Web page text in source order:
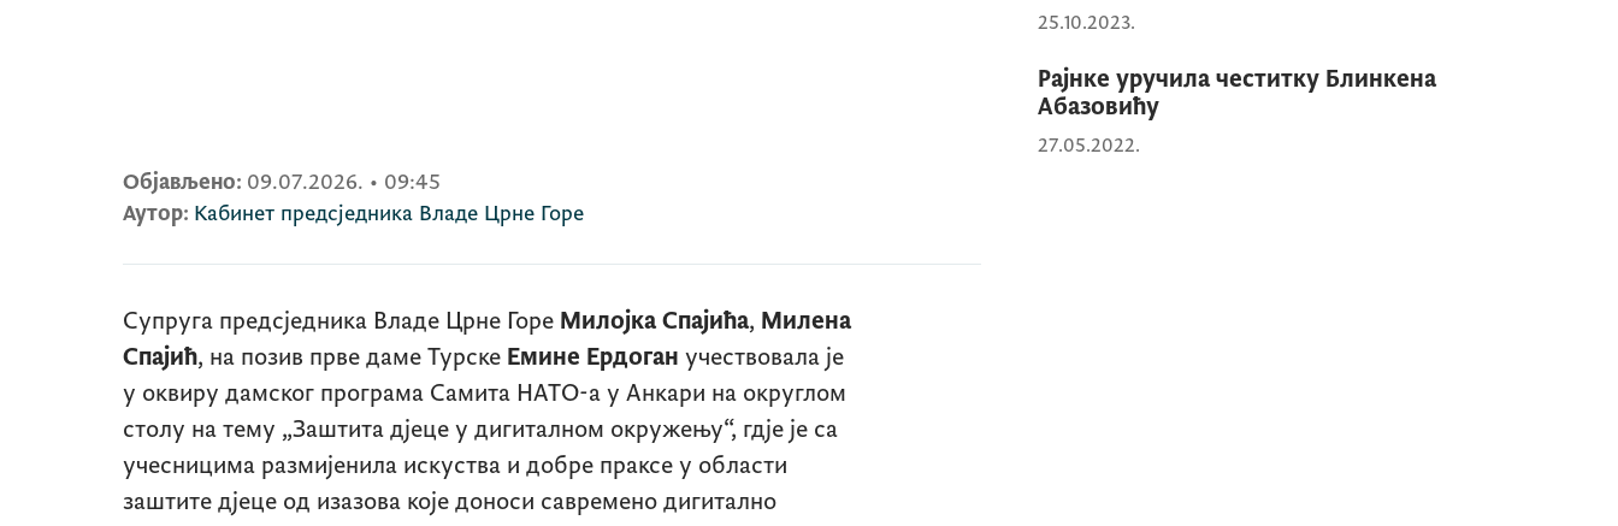
Објављено: 09.07.2026. • 09:45
Аутор: Кабинет предсједника Владе Црне Горе
Супруга предсједника Владе Црне Горе Милојка Спајића, Милена
Спајић, на позив прве даме Турске Емине Ердоган учествовала је
у оквиру дамског програма Самита НАТО-а у Анкари на округлом
столу на тему „Заштита дјеце у дигиталном окружењу“, гдје је са
учесницима размијенила искуства и добре праксе у области
заштите дјеце од изазова које доноси савремено дигитално
25.10.2023.
Рајнке уручила честитку Блинкена
Абазовићу
27.05.2022.